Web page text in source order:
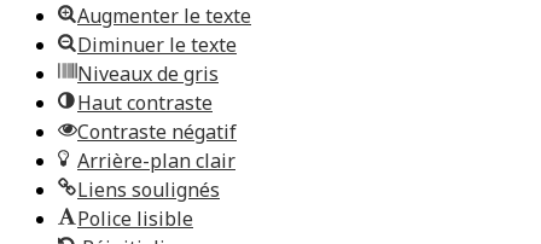
Augmenter le texte
Diminuer le texte
Niveaux de gris
Haut contraste
Contraste négatif
Arrière-plan clair
Liens soulignés
Police lisible